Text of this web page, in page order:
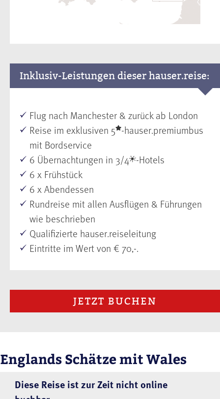
Inklusiv-Leistungen dieser hauser.reise:
Flug nach Manchester & zurück ab London
Reise im exklusiven 5 -hauser.premiumbus
mit Bordservice
6 Übernachtungen in 3/4 -Hotels
6 x Frühstück
6 x Abendessen
Rundreise mit allen Ausflügen & Führungen
wie beschrieben
Qualifizierte hauser.reiseleitung
Eintritte im Wert von € 70,-.
JETZT BUCHEN
Englands Schätze mit Wales
Diese Reise ist zur Zeit nicht online